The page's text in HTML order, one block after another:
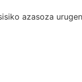
azasoza